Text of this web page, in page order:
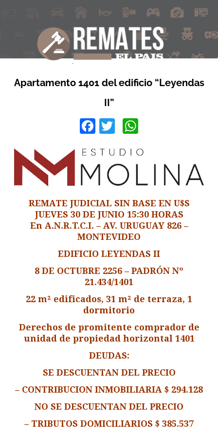
Apartamento 1401 del edificio “Leyendas
II”
Facebook
Twitter
REMATE JUDICIAL SIN BASE EN U$S
JUEVES 30 DE JUNIO 15:30 HORAS
En A.N.R.T.C.I. – AV. URUGUAY 826 –
MONTEVIDEO
EDIFICIO LEYENDAS II
8 DE OCTUBRE 2256 – PADRÓN Nº
21.434/1401
22 m² edificados, 31 m² de terraza, 1
dormitorio
Derechos de promitente comprador de
unidad de propiedad horizontal 1401
DEUDAS:
SE DESCUENTAN DEL PRECIO
– CONTRIBUCION INMOBILIARIA $ 294.128
NO SE DESCUENTAN DEL PRECIO
– TRIBUTOS DOMICILIARIOS $ 385.537